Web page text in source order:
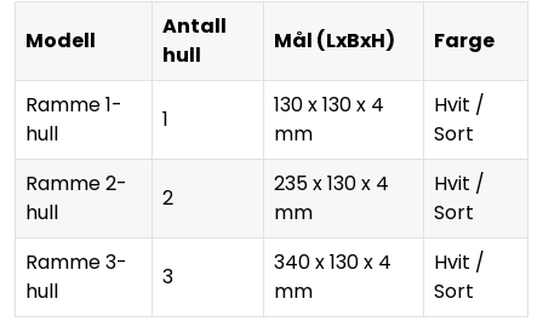
Modell
Antall
hull
Mål (LxBxH) Farge
Ramme 1-
hull
1
130 x 130 x 4
mm
Hvit /
Sort
Ramme 2-
hull
2
235 x 130 x 4
mm
Hvit /
Sort
Ramme 3-
hull
3
340 x 130 x 4
mm
Hvit /
Sort